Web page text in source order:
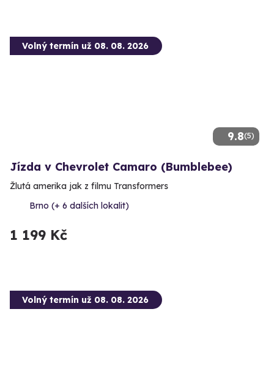
9.8(5)
Volný termín už 08. 08. 2026
Jízda v Chevrolet Camaro (Bumblebee)
Žlutá amerika jak z filmu Transformers
Brno (+ 6 dalších lokalit)
1 199 Kč
Volný termín už 08. 08. 2026